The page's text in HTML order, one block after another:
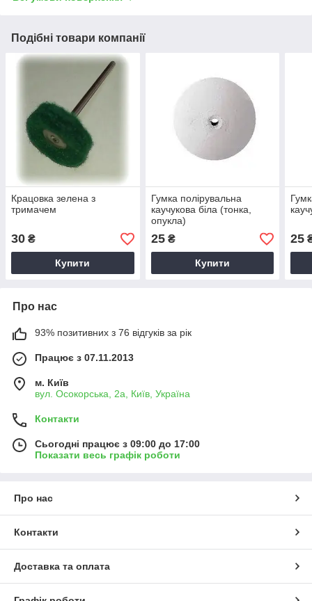
Подібні товари компанії
Крацовка зелена з
тримачем
30 ₴
Купити
Гумка полірувальна
каучукова біла (тонка,
опукла)
25₴
Купити
25
Про нас
93% позитивних з 76 відгуків за рік
Працює з 07.11.2013
м. Київ
вул. Осокорська, 2а, Київ, Україна
Контакти
Сьогодні працює з 09:00 до 17:00
Показати весь графік роботи
Про нас
Контакти
Доставка та оплата